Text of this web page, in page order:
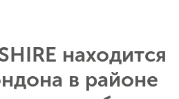
находится
в районе